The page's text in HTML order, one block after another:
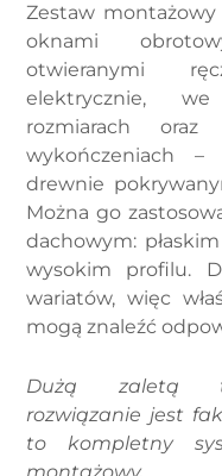
Zestaw
oknami
otwieranymi
elektrycznie,
rozmiarach
wykończeniach –
drewnie
Można go
dachowym:
wysokim profilu.
wariatów, więc
mogą znaleźć
Dużą zaletą
rozwiązanie jest
to kompletny